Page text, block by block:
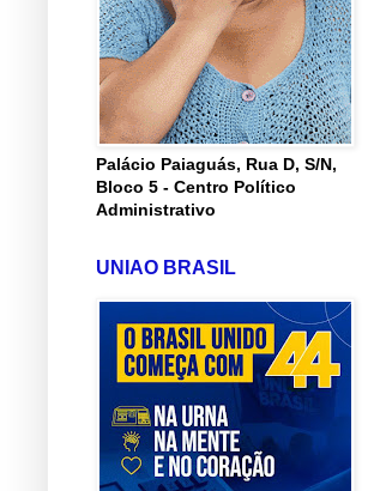
Palácio Paiaguás, Rua D, S/N,
Bloco 5 - Centro Político
Administrativo
UNIAO BRASIL